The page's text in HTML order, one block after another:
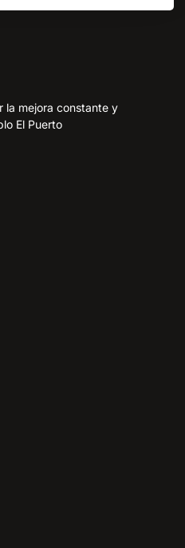
la mejora constante y
El Puerto